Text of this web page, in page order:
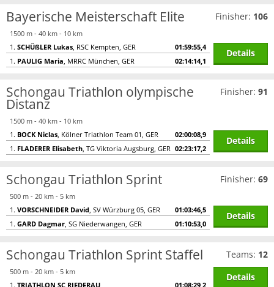
Bayerische Meisterschaft Elite
1500 m - 40 km - 10 km
1. SCHÜßLER Lukas, RSC Kempten, GER
01:59:55,4
1. PAULIG Maria, MRRC München, GER 02:14:14,1
Finisher: 106
Details
Schongau Triathlon olympische
Distanz
1500 m - 40 km - 10 km
1. BOCK Niclas, Kölner Triathlon Team 01, GER
02:00:08,9
1. FLADERER Elisabeth, TG Viktoria Augsburg, GER 02:23:17,2
Finisher: 91
Details
Schongau Triathlon Sprint
500 m - 20 km - 5 km
1. VORSCHNEIDER David, SV Würzburg 05, GER
01:03:46,5
1. GARD Dagmar, SG Niederwangen, GER 01:10:53,0
Finisher: 69
Details
Schongau Triathlon Sprint Staffel
500 m - 20 km - 5 km
1. TRIATHLON SC RIEDERAU 01:08:29,2
Teams: 12
Details